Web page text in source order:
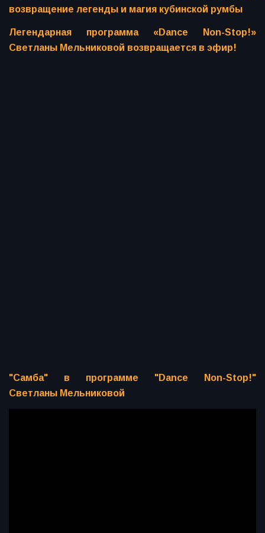
возвращение легенды и магия кубинской румбы
Легендарная программа «Dance Non-Stop!»
Светланы Мельниковой возвращается в эфир!
"Самба" в программе "Dance Non-Stop!"
Светланы Мельниковой